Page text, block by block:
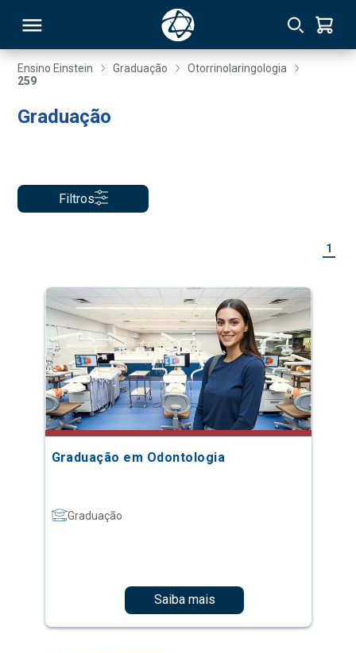
Ensino Einstein Graduação
Otorrinolaringologia
259
Graduação
Filtros
1
Graduação em Odontologia
Graduação
Saiba mais